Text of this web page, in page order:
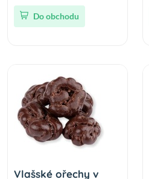
Do obchodu
Vlašské ořechy v